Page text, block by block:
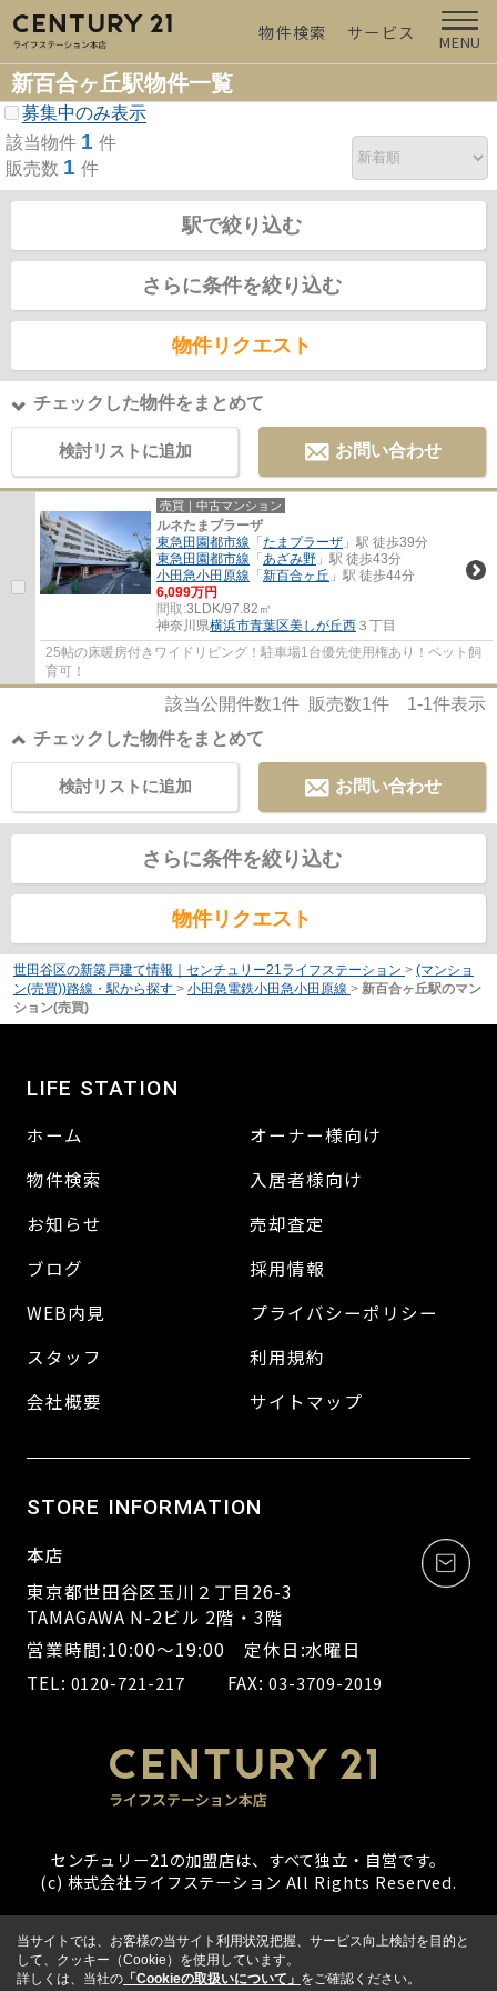
物件検索 サービス MENU
新百合ヶ丘駅物件一覧
募集中のみ表示
該当物件 1 件
販売数 1 件
駅で絞り込む
さらに条件を絞り込む
物件リクエスト
チェックした物件をまとめて
検討リストに追加 お問い合わせ
売買｜中古マンション
ルネたまプラーザ
東急田園都市線 「 たまプラーザ 」駅 徒歩39分
東急田園都市線 「 あざみ野 」駅 徒歩43分
小田急小田原線 「 新百合ヶ丘 」駅 徒歩44分
6,099万円
間取:3LDK/97.82㎡
神奈川県横浜市青葉区美しが丘西 ３丁目
25帖の床暖房付きワイドリビング！駐車場1台優先使用権あり！ペット飼
育可！
該当公開件数1件 販売数1件 1-1件表示
チェックした物件をまとめて
お問い合わせ
検討リストに追加
さらに条件を絞り込む
物件リクエスト
世田谷区の新築戸建て情報｜センチュリー21ライフステーション > (マンショ
ン(売買))路線・駅から探す > 小田急電鉄小田急小田原線 > 新百合ヶ丘駅のマン
ション(売買)
LIFE STATION
ホーム
物件検索
お知らせ
ブログ
WEB内見
スタッフ
会社概要
オーナー様向け
入居者様向け
売却査定
採用情報
プライバシーポリシー
利用規約
サイトマップ
STORE INFORMATION
本店
東京都世田谷区玉川２丁目26-3
TAMAGAWA N-2ビル 2階・3階
営業時間:10:00～19:00 定休日:水曜日
TEL: 0120-721-217 FAX:03-3709-2019
センチュリー21の加盟店は、すべて独立・自営です。
(c) 株式会社ライフステーション All Rights Reserved.
当サイトでは、お客様の当サイト利用状況把握、サービス向上検討を目的と
して、クッキー（Cookie）を使用しています。
詳しくは、当社の 「Cookieの取扱いについて」 をご確認ください。